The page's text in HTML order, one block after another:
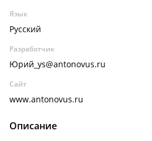
Язык
Русский
Разработчик
Юрий_ys@antonovus.ru
Сайт
www.antonovus.ru
Описание